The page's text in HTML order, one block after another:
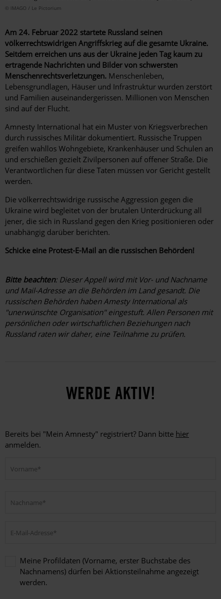
© IMAGO / Le Pictorium
Am 24. Februar 2022 startete Russland seinen
völkerrechtswidrigen Angriffskrieg auf die gesamte Ukraine.
Seitdem erreichen uns aus der Ukraine jeden Tag kaum zu
ertragende Nachrichten und Bilder von schwersten
Menschenrechtsverletzungen. Menschenleben,
Lebensgrundlagen, Häuser und Infrastruktur wurden zerstört
und Familien auseinandergerissen. Millionen von Menschen
sind auf der Flucht.
Amnesty International hat ein Muster von Kriegsverbrechen
durch russisches Militär dokumentiert. Russische Truppen
greifen wahllos Wohngebiete, Krankenhäuser und Schulen an
und erschießen gezielt Zivilpersonen auf offener Straße. Die
Verantwortlichen für diese Taten müssen vor Gericht gestellt
werden.
Die völkerrechtswidrige russische Aggression gegen die
Ukraine wird begleitet von der brutalen Unterdrückung all
jener, die sich in Russland gegen den Krieg positionieren oder
unabhängig darüber berichten.
Schicke eine Protest-E-Mail an die russischen Behörden!
Bitte beachten: Dieser Appell wird mit Vor- und Nachname
und Mail-Adresse an die Behörden im Land gesandt. Die
russischen Behörden haben Amesty International als
"unerwünschte Organisation" eingestuft. Allen Personen mit
persönlichen oder wirtschaftlichen Beziehungen nach
Russland raten wir daher, eine Teilnahme zu prüfen.
WERDE AKTIV!
Bereits bei "Mein Amnesty" registriert? Dann bitte hier
anmelden.
Meine Profildaten (Vorname, erster Buchstabe des
Nachnamens) dürfen bei Aktionsteilnahme angezeigt
werden.